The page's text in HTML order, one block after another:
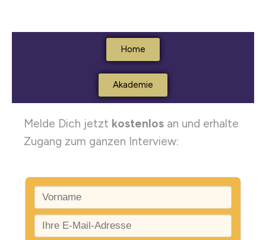
Home
Akademie
Melde Dich jetzt kostenlos an und erhalte
Zugang zum ganzen Interview: